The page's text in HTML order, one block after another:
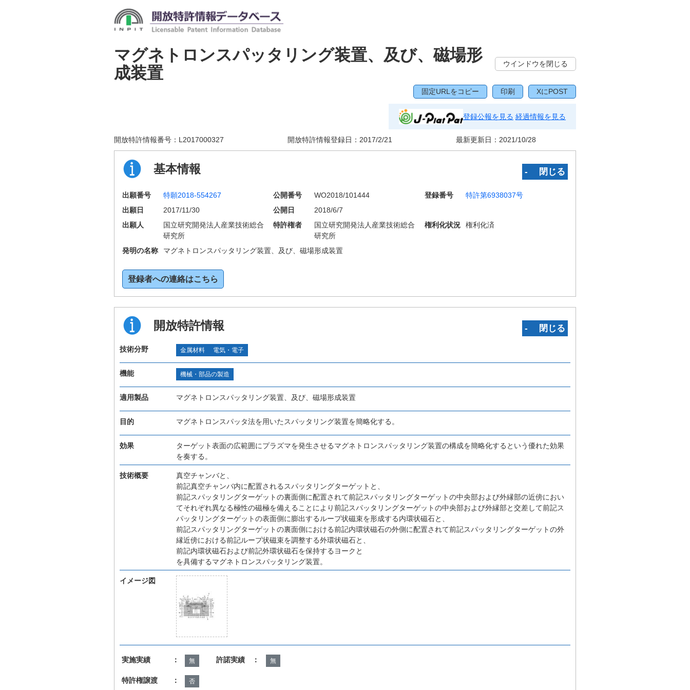
マグネトロンスパッタリング装置、及び、磁場形
成装置
ウインドウを閉じる
固定URLをコピー 印刷 XにPOST
登録公報を見る 経過情報を見る
開放特許情報番号： L2017000327 開放特許情報登録日： 2017/2/21 最新更新日： 2021/10/28
基本情報 ‐ 閉じる
出願番号 特願2018-554267 公開番号 WO2018/101444 登録番号
特許第6938037号
出願日
2017/11/30 公開日
2018/6/7
出願人
国立研究開発法人産業技術総合
研究所
特許権者
国立研究開発法人産業技術総合
研究所
権利化状況 権利化済
発明の名称 マグネトロンスパッタリング装置、及び、磁場形成装置
登録者への連絡はこちら
開放特許情報 ‐ 閉じる
技術分野 金属材料 電気・電子
機能 機械・部品の製造
適用製品 マグネトロンスパッタリング装置、及び、磁場形成装置
目的 マグネトロンスパッタ法を用いたスパッタリング装置を簡略化する。
効果
ターゲット表面の広範囲にプラズマを発生させるマグネトロンスパッタリング装置の構成を簡略化するという優れた効果
を奏する。
技術概要
真空チャンバと、
前記真空チャンバ内に配置されるスパッタリングターゲットと、
前記スパッタリングターゲットの裏面側に配置されて前記スパッタリングターゲットの中央部および外縁部の近傍におい
てそれぞれ異なる極性の磁極を備えることにより前記スパッタリングターゲットの中央部および外縁部と交差して前記ス
パッタリングターゲットの表面側に膨出するループ状磁束を形成する内環状磁石と、
前記スパッタリングターゲットの裏面側における前記内環状磁石の外側に配置されて前記スパッタリングターゲットの外
縁近傍における前記ループ状磁束を調整する外環状磁石と、
前記内環状磁石および前記外環状磁石を保持するヨークと
を具備するマグネトロンスパッタリング装置。
イメージ図
実施実績 ： 無 許諾実績 ： 無
特許権譲渡 ： 否